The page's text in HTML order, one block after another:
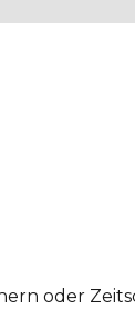
oder